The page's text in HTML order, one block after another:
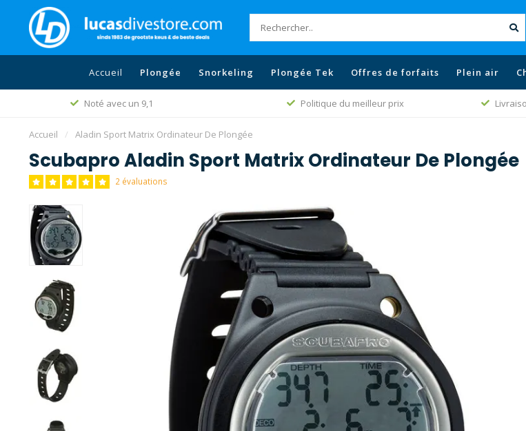
Accueil Plongée Snorkeling Plongée Tek Offres de forfaits Plein air
Noté avec un 9,1 Politique du meilleur prix
Accueil / Aladin Sport Matrix Ordinateur De Plongée
Scubapro Aladin Sport Matrix Ordinateur De Plongée
2 évaluations